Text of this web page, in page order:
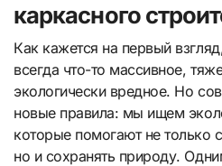
каркасного
Как кажется на первый
всегда что-то массивное,
экологически вредное. Но
новые правила: мы ищем
которые помогают не только
но и сохранять природу.